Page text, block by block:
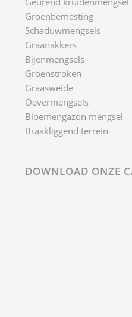
Groenbemesting
Schaduwmengsels
Graanakkers
Bijenmengsels
Groenstroken
Graasweide
Oevermengsels
Bloemengazon mengsel
Braakliggend terrein
DOWNLOAD ONZE